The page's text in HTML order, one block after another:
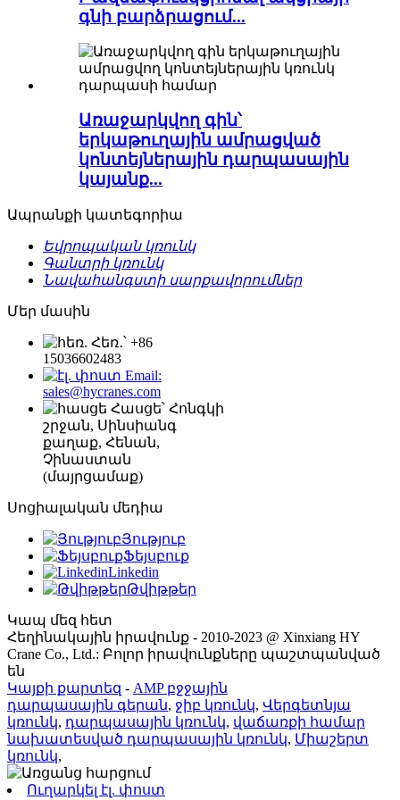
գնի բարձրացում...
Առաջարկվող գին՝
երկաթուղային ամրացված
կոնտեյներային դարպասային
կայանք...
Ապրանքի կատեգորիա
Եվրոպական կռունկ
Գանտրի կռունկ
Նավահանգստի սարքավորումներ
Մեր մասին
Հեռ․՝ +86
15036602483
Email:
sales@hycranes.com
Հասցե՝ Հոնգկի
շրջան, Սինսիանգ
քաղաք, Հենան,
Չինաստան
(մայրցամաք)
Սոցիալական մեդիա
Յություբ
Ֆեյսբուք
Linkedin
Թվիթթեր
Կապ մեզ հետ
Հեղինակային իրավունք - 2010-2023 @ Xinxiang HY
Crane Co., Ltd.: Բոլոր իրավունքները պաշտպանված
են
Կայքի քարտեզ - AMP բջջային
դարպասային գերան, ջիբ կռունկ, Վերգետնյա
կռունկ, դարպասային կռունկ, վաճառքի համար
նախատեսված դարպասային կռունկ, Միաշերտ
կռունկ,
Ուղարկել էլ. փոստ